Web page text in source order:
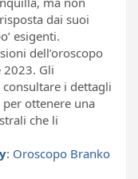
dai suoi
esigenti.
dell’oroscopo
Gli
i dettagli
ottenere una
che li
: Oroscopo Branko